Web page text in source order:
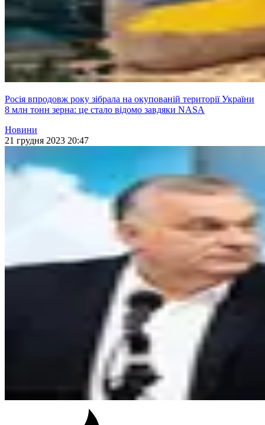
Росія впродовж року зібрала на окупованій території України
8 млн тонн зерна: це стало відомо завдяки NASA
Новини
21 грудня 2023 20:47